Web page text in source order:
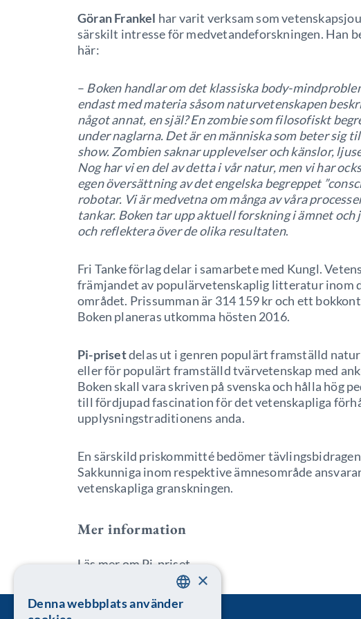
Göran Frankel har varit verksam som
särskilt intresse för medvetandeforskningen. Han
här:
– Boken handlar om det klassiska body-
endast med materia såsom naturvetenskapen
något annat, en själ? En zombie som filosofiskt
under naglarna. Det är en människa som beter sig
show. Zombien saknar upplevelser och känslor,
Nog har vi en del av detta i vår natur, men vi har
egen översättning av det engelska begreppet
robotar. Vi är medvetna om många av våra
tankar. Boken tar upp aktuell forskning i ämnet
och reflektera över de olika resultaten.
Fri Tanke förlag delar i samarbete med Kungl.
främjandet av populärvetenskaplig litteratur inom
området. Prissumman är 314 159 kr och ett
Boken planeras utkomma hösten 2016.
Pi-prisetdelas ut i genren populärt framställd
eller för populärt framställd tvärvetenskap med
Boken skall vara skriven på svenska och hålla hög
till fördjupad fascination för det vetenskapliga
upplysningstraditionens anda.
En särskild priskommitté bedömer
Sakkunniga inom respektive ämnesområde
vetenskapliga granskningen.
Mer information
Läs mer om Pi-priset
SWEDISH
×
Denna webbplats använder